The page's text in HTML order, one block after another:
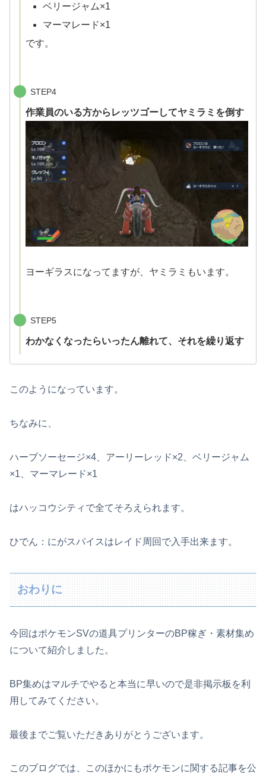
ベリージャム×1
マーマレード×1
です。
STEP4
作業員のいる方からレッツゴーしてヤミラミを倒す
ヨーギラスになってますが、ヤミラミもいます。
STEP5
わかなくなったらいったん離れて、それを繰り返す
このようになっています。
ちなみに、
ハーブソーセージ×4、アーリーレッド×2、ベリージャム
×1、マーマレード×1
はハッコウシティで全てそろえられます。
ひでん：にがスパイスはレイド周回で入手出来ます。
おわりに
今回はポケモンSVの道具プリンターのBP稼ぎ・素材集め
について紹介しました。
BP集めはマルチでやると本当に早いので是非掲示板を利
用してみてください。
最後までご覧いただきありがとうございます。
このブログでは、このほかにもポケモンに関する記事を公